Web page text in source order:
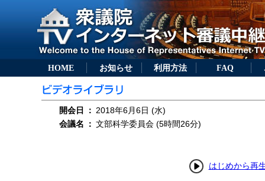
HOME お知らせ 利用方法 FAQ
開会日 ： 2018年6月6日 (水)
会議名
： 文部科学委員会 (5時間26分)
はじめから再